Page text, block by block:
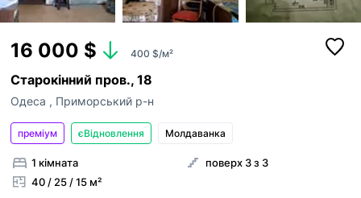
16 000 $ 400 $/м²
Старокінний пров., 18
Одеса , Приморський р-н
преміум єВідновлення Молдаванка
1 кімната
40 / 25 / 15 м²
поверх 3 з 3